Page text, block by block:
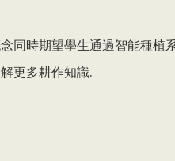
同時期望學生通過智能種植
更多耕作知識.